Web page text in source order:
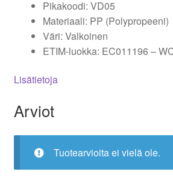
Pikakoodi: VD05
Materiaali: PP (Polypropeeni)
Väri: Valkoinen
ETIM-luokka: EC011196 –
Lisätietoja
Arviot
Tuotearvioita ei vielä ole.